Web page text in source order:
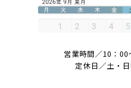
営業時間／10：00
定休日／土・